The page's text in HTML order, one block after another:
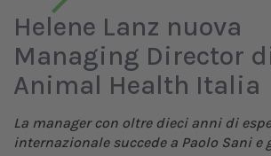
Helene Lanz nuova
Managing Director
Animal Health Italia
La manager con oltre dieci anni di
internazionale succede a Paolo Sani e